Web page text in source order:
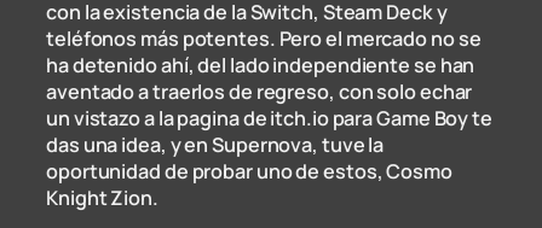
con la existencia de la Switch, Steam Deck y
teléfonos más potentes. Pero el mercado no se
ha detenido ahí, del lado independiente se han
aventado a traerlos de regreso, con solo echar
un vistazo a la pagina de itch.io para Game Boy te
das una idea, y en Supernova, tuve la
oportunidad de probar uno de estos, Cosmo
Knight Zion.